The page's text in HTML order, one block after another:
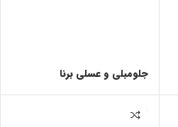
جلومبلی و عسلی برنا